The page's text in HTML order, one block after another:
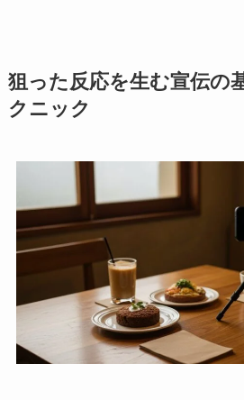
狙った反応を生む宣伝の
クニック